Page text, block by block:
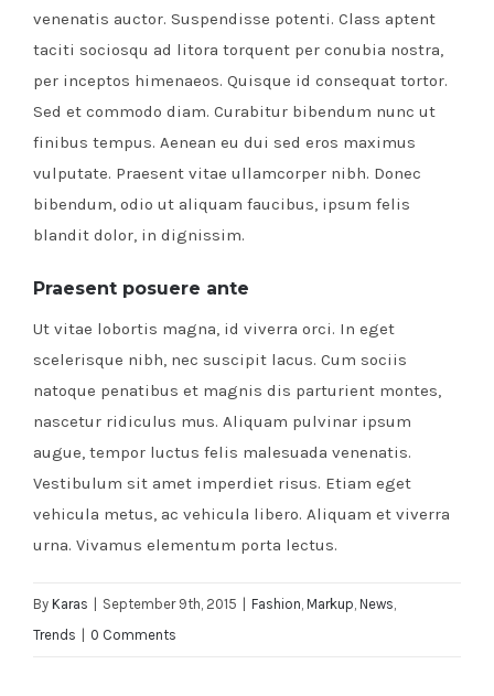
venenatis auctor. Suspendisse potenti. Class aptent
taciti sociosqu ad litora torquent per conubia nostra,
per inceptos himenaeos. Quisque id consequat tortor.
Sed et commodo diam. Curabitur bibendum nunc ut
finibus tempus. Aenean eu dui sed eros maximus
vulputate. Praesent vitae ullamcorper nibh. Donec
bibendum, odio ut aliquam faucibus, ipsum felis
blandit dolor, in dignissim.
Praesent posuere ante
Ut vitae lobortis magna, id viverra orci. In eget
scelerisque nibh, nec suscipit lacus. Cum sociis
natoque penatibus et magnis dis parturient montes,
nascetur ridiculus mus. Aliquam pulvinar ipsum
augue, tempor luctus felis malesuada venenatis.
Vestibulum sit amet imperdiet risus. Etiam eget
vehicula metus, ac vehicula libero. Aliquam et viverra
urna. Vivamus elementum porta lectus.
By Karas | September 9th, 2015 | Fashion Markup News
Trends | 0 Comments